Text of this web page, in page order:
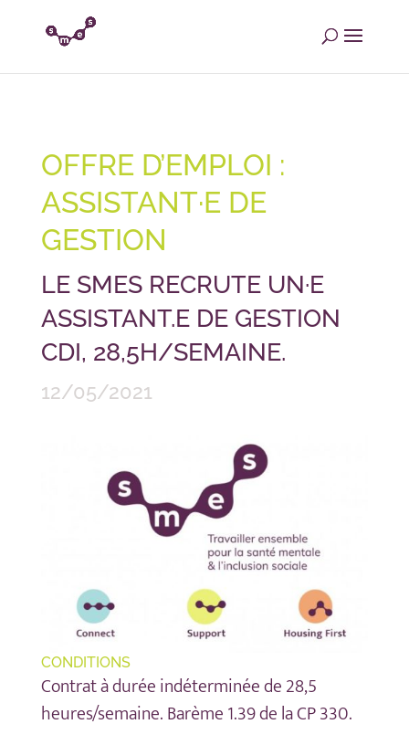
OFFRE D’EMPLOI :
ASSISTANT·E DE
GESTION
LE SMES RECRUTE UN·E
ASSISTANT.E DE GESTION
CDI, 28,5H/SEMAINE.
12/05/2021
CONDITIONS
Contrat à durée indéterminée de 28,5
heures/semaine. Barème 1.39 de la CP 330.